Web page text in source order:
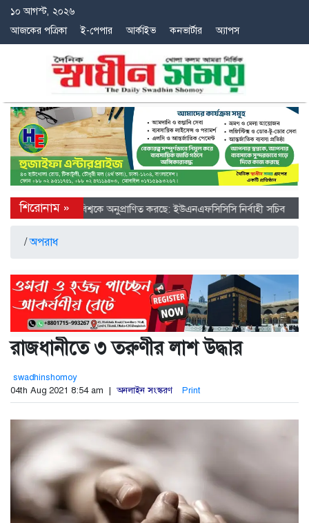
১০ আগস্ট, ২০২৬
আজকের পত্রিকা
ই-পেপার আর্কাইভ কনভার্টার অ্যাপস
চীনের অগ্রগতি বিশ্বকে অনুপ্রাণিত করছে: ইউএনএফসিসিসি নির্বাহী সচিব
/অপরাধ
রাজধানীতে ৩ তরুণীর লাশ উদ্ধার
swadhinshomoy
04th Aug 2021 8:54 am | অনলাইন সংস্করণ Print